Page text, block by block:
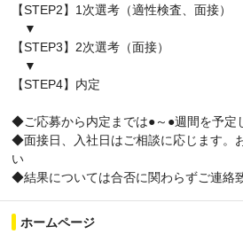
【STEP2】1次選考（適性検査、面接）
▼
【STEP3】2次選考（面接）
▼
【STEP4】内定
◆ご応募から内定までは●～●週間を予定
◆面接日、入社日はご相談に応じます。
い
◆結果については合否に関わらずご連絡
ホームページ